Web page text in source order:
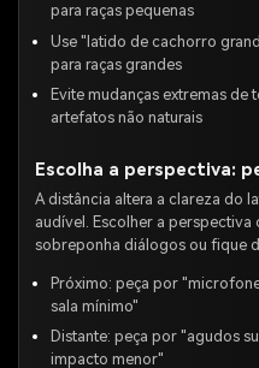
para raças pequenas
Use "latido de cachorro
para raças grandes
Evite mudanças extremas
artefatos não naturais
Escolha a perspectiva:
A distância altera a clareza do
audível. Escolher a
sobreponha diálogos ou fique
Próximo: peça por
sala mínimo"
Distante: peça por "agudos
impacto menor"